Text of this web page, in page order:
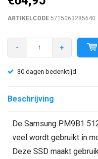
ARTIKELCODE 5715063285640
- +
30 dagen bedenktijd
Beschrijving
De Samsung PM9B1
veel wordt gebruikt in
Deze SSD maakt